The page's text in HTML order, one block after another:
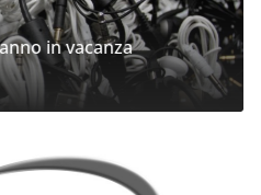
in vacanza